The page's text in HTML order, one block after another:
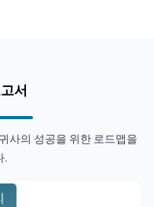
서
사의 성공을 위한 로드맵을
.